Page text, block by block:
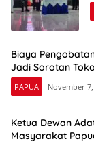
Biaya
Jadi Sorotan
PAPUA November
Ketua Dewan
Masyarakat